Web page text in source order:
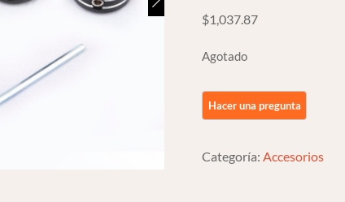
$1,037.87
Agotado
Categoría:Accesorios